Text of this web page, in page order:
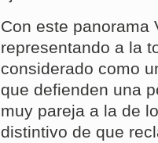
Con este panorama
representando a la
considerado como
que defienden una
muy pareja a la de
distintivo de que